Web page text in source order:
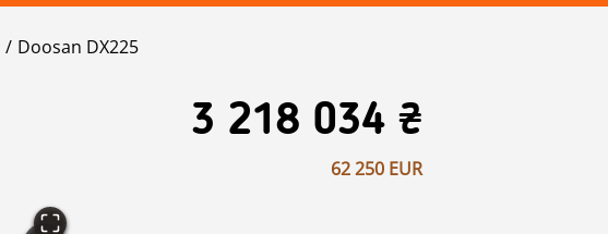
Doosan DX225
3 218 034 ₴
62 250 EUR